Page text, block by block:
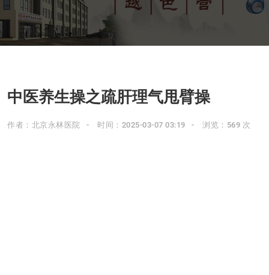
中医养生操之疏肝理气甩臂操
作者：北京永林医院 时间：2025-03-07 03:19 浏览：569 次